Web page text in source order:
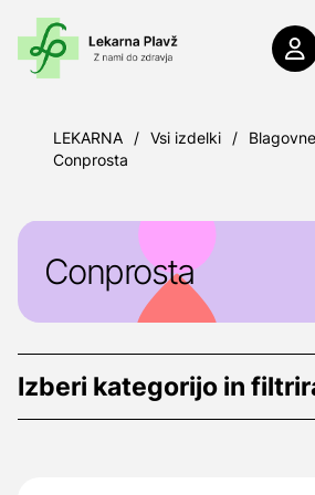
LEKARNA / Vsi izdelki /
Conprosta
Conprosta
Izberi kategorijo in